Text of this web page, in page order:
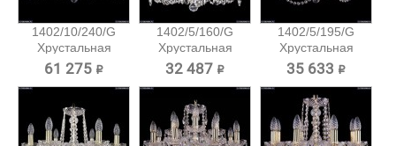
1402/10/240/G
Хрустальная
подвесная...
61 275 ₽
1402/5/160/G
Хрустальная
подвесная...
32 487 ₽
1402/5/195/G
Хрустальная
подвесная...
35 633 ₽